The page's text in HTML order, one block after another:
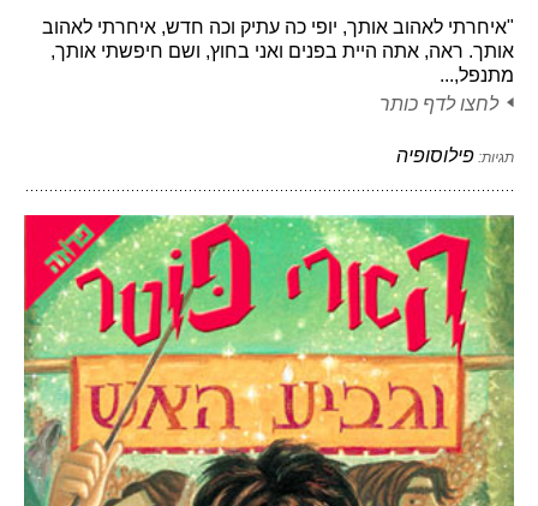
"איחרתי לאהוב אותך, יופי כה עתיק וכה חדש, איחרתי לאהוב
אותך. ראה, אתה היית בפנים ואני בחוץ, ושם חיפשתי אותך,
מתנפל,...
לחצו לדף כותר
תגיות: פילוסופיה